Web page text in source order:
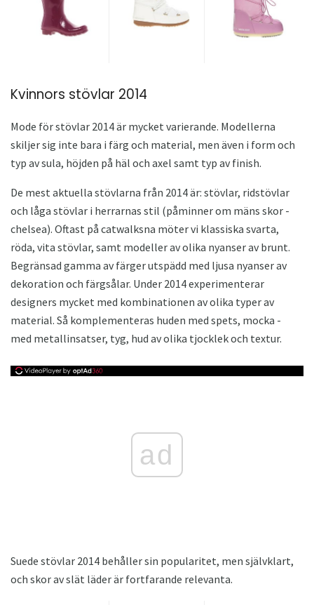
Kvinnors stövlar 2014
Mode för stövlar 2014 är mycket varierande. Modellerna
skiljer sig inte bara i färg och material, men även i form och
typ av sula, höjden på häl och axel samt typ av finish.
De mest aktuella stövlarna från 2014 är: stövlar, ridstövlar
och låga stövlar i herrarnas stil (påminner om mäns skor -
chelsea). Oftast på catwalksna möter vi klassiska svarta,
röda, vita stövlar, samt modeller av olika nyanser av brunt.
Begränsad gamma av färger utspädd med ljusa nyanser av
dekoration och färgsålar. Under 2014 experimenterar
designers mycket med kombinationen av olika typer av
material. Så komplementeras huden med spets, mocka -
med metallinsatser, tyg, hud av olika tjocklek och textur.
ad
Suede stövlar 2014 behåller sin popularitet, men självklart,
och skor av slät läder är fortfarande relevanta.